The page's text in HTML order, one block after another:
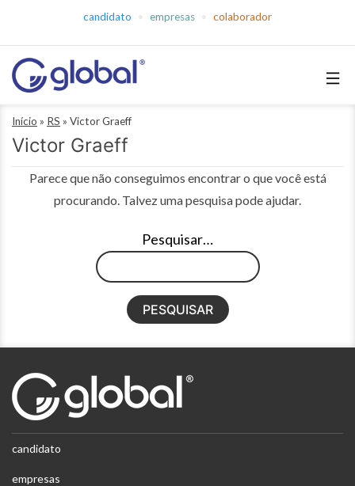
conteúdo
candidato empresas colaborador
Global
Empregos
Início » RS » Victor Graeff
Victor Graeff
Parece que não conseguimos encontrar o que você está
procurando. Talvez uma pesquisa pode ajudar.
Pesquisar…
candidato
empresas